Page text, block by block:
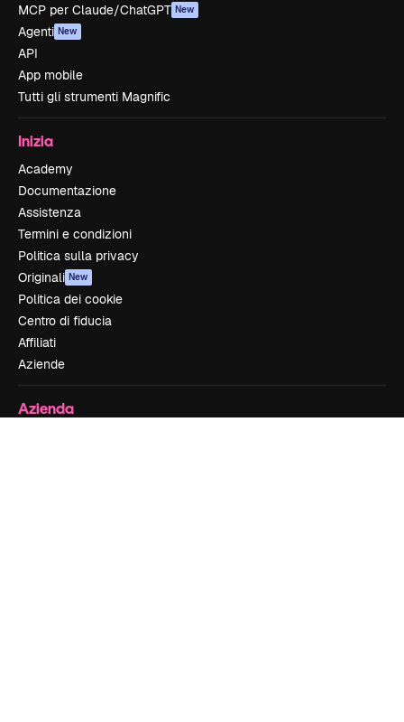
MCP per Claude/ChatGPT New
Agenti New
API
App mobile
Tutti gli strumenti Magnific
Inizia
Academy
Documentazione
Assistenza
Termini e condizioni
Politica sulla privacy
Originali New
Politica dei cookie
Centro di fiducia
Affiliati
Aziende
Azienda